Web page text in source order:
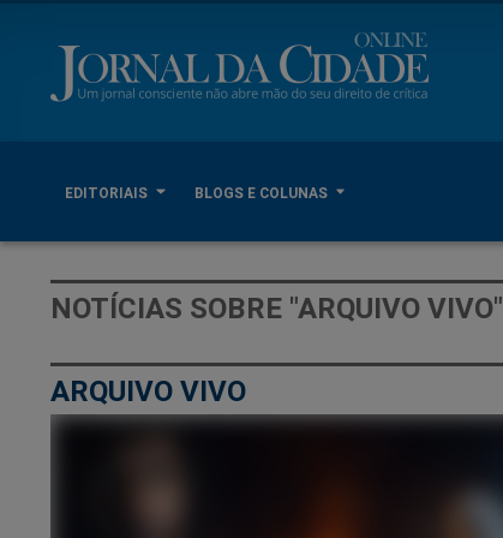
EDITORIAIS BLOGS E COLUNAS
NOTÍCIAS SOBRE "ARQUIVO VIVO"
ARQUIVO VIVO